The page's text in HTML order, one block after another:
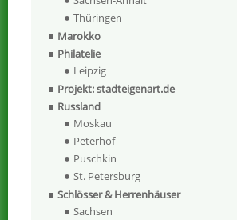
Thüringen
Marokko
Philatelie
Leipzig
Projekt: stadteigenart.de
Russland
Moskau
Peterhof
Puschkin
St. Petersburg
Schlösser & Herrenhäuser
Sachsen